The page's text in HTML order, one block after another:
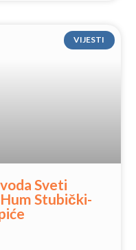
VIJESTI
Sveti
Stubički-